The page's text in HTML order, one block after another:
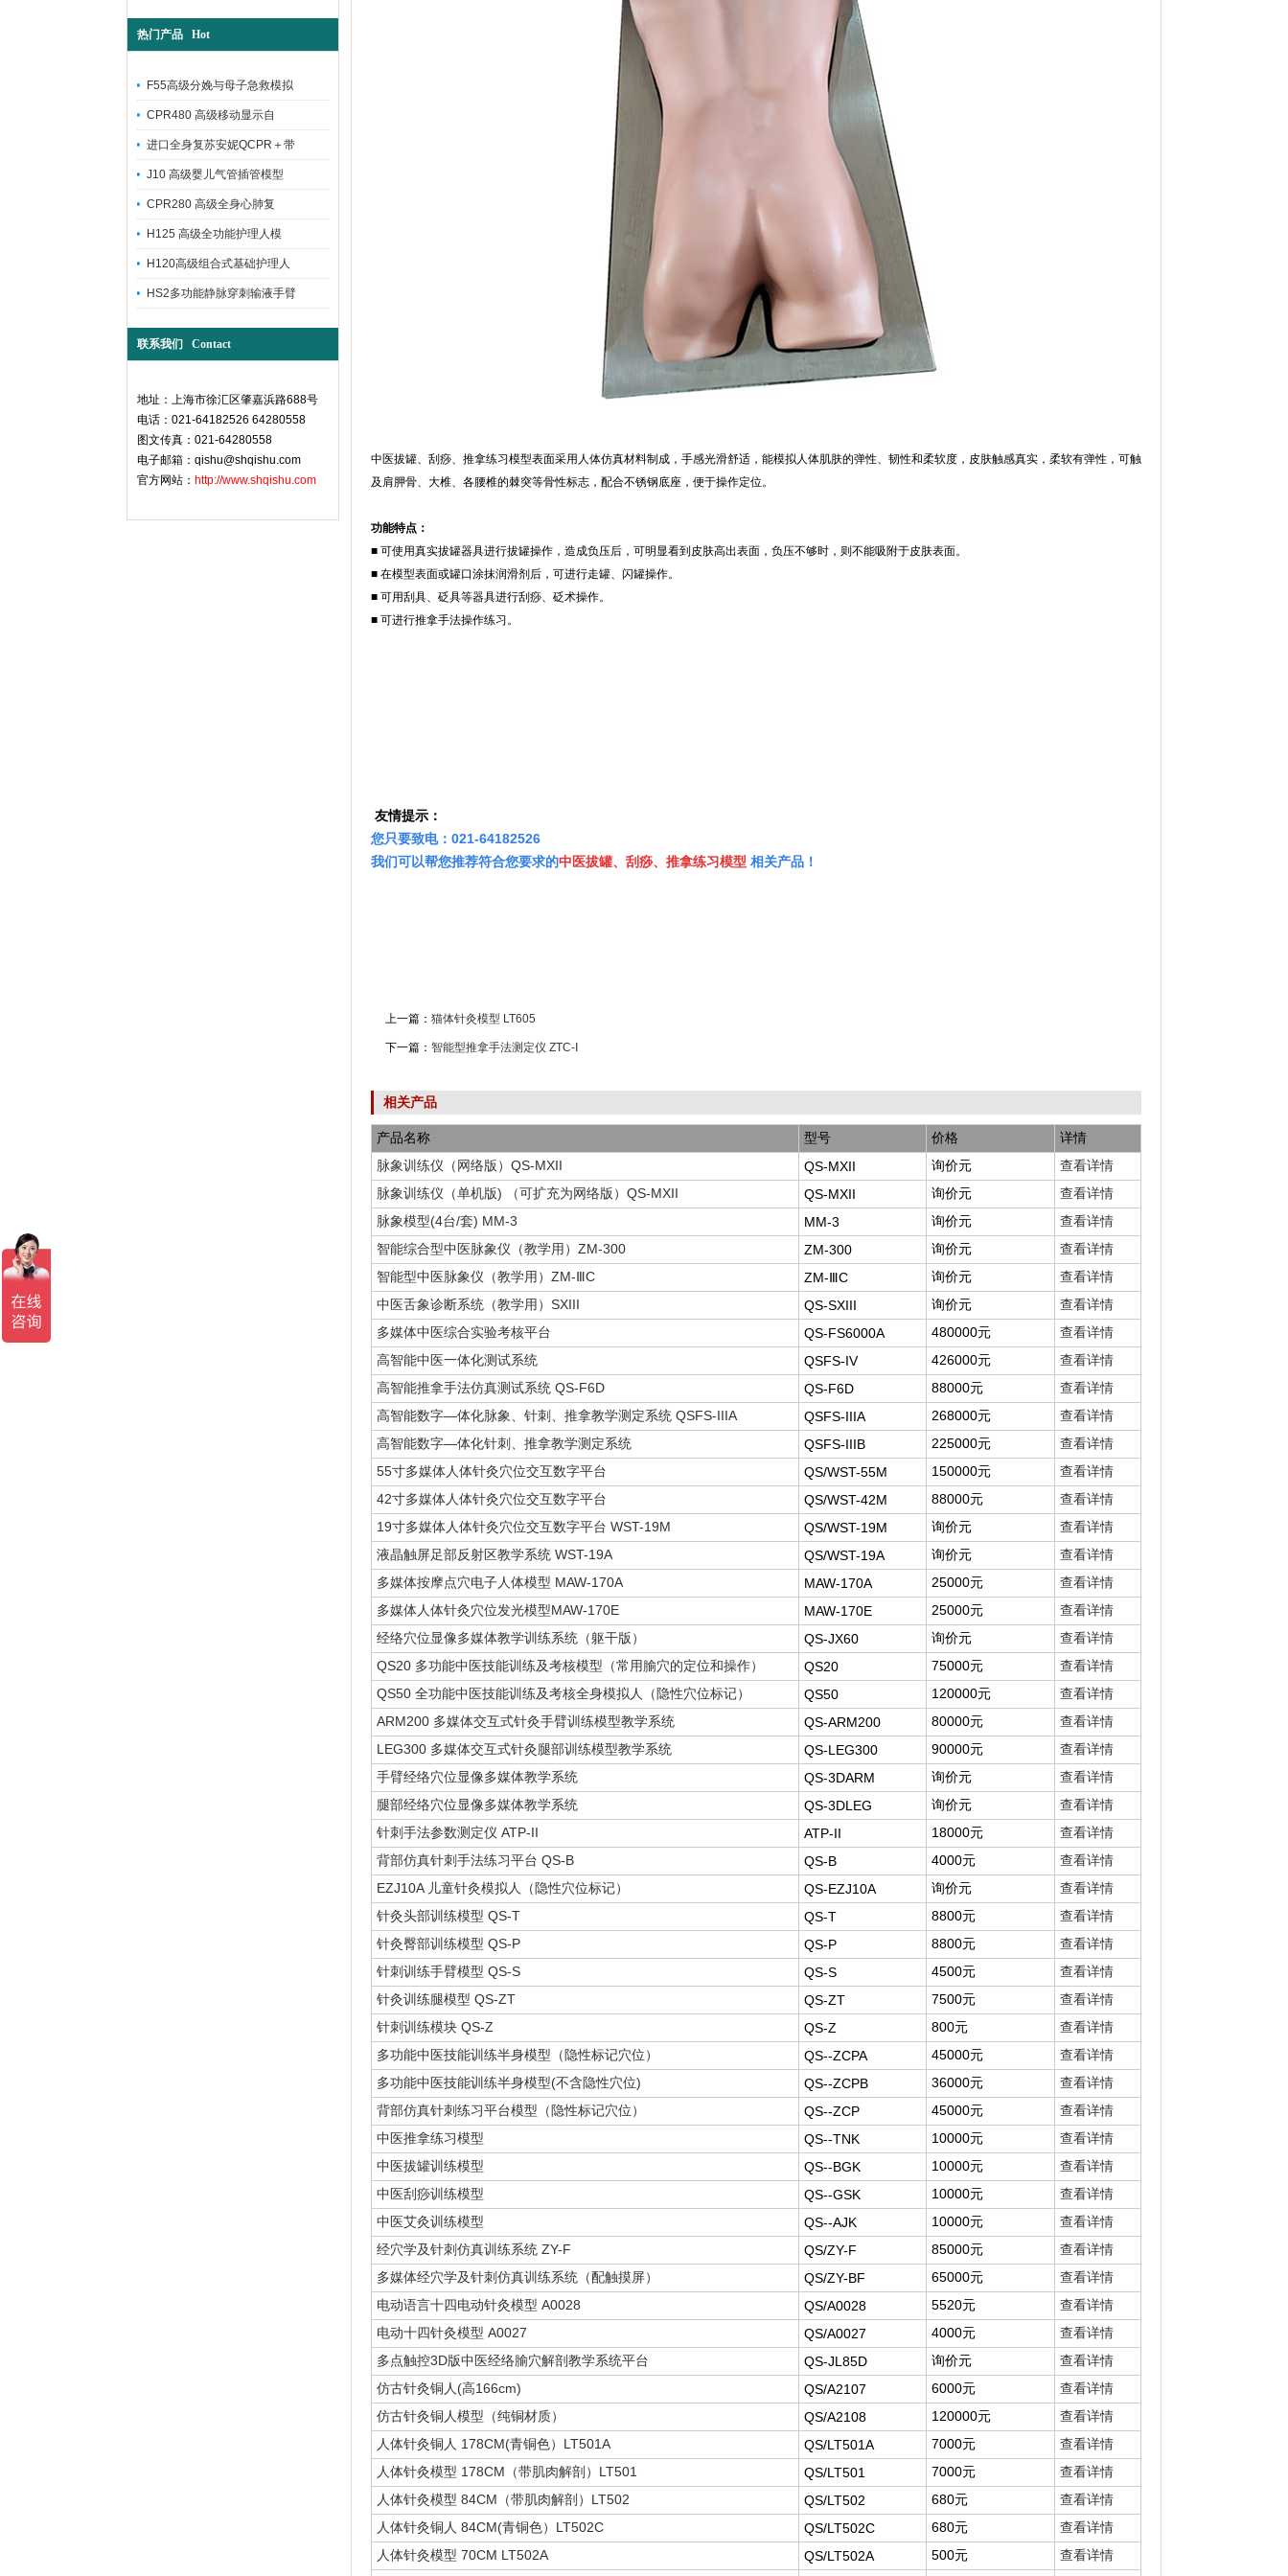
热门产品 Hot
F55高级分娩与母子急救模拟
CPR480 高级移动显示自
进口全身复苏安妮QCPR＋带
J10 高级婴儿气管插管模型
CPR280 高级全身心肺复
H125 高级全功能护理人模
H120高级组合式基础护理人
HS2多功能静脉穿刺输液手臂
联系我们 Contact
地址：上海市徐汇区肇嘉浜路688号
电话：021-64182526 64280558
图文传真：021-64280558
电子邮箱：qishu@shqishu.com
官方网站： http://www.shqishu.com
中医拔罐、刮痧、推拿练习模型表面采用人体仿真材料制成，手感光滑舒适，能模拟人体肌肤的弹性、韧性和柔软度，皮肤触感真实，柔软有弹性，可触
及肩胛骨、大椎、各腰椎的棘突等骨性标志，配合不锈钢底座，便于操作定位。
功能特点：
■ 可使用真实拔罐器具进行拔罐操作，造成负压后，可明显看到皮肤高出表面，负压不够时，则不能吸附于皮肤表面。
■ 在模型表面或罐口涂抹润滑剂后，可进行走罐、闪罐操作。
■ 可用刮具、砭具等器具进行刮痧、砭术操作。
■ 可进行推拿手法操作练习。
友情提示：
您只要致电：021-64182526
我们可以帮您推荐符合您要求的中医拔罐、刮痧、推拿练习模型 相关产品！
上一篇： 猫体针灸模型 LT605
下一篇： 智能型推拿手法测定仪 ZTC-Ⅰ
相关产品
产品名称 型号 价格
详情
脉象训练仪（网络版）QS-MXII
QS-MXII 询价元
查看详情
脉象训练仪（单机版) （可扩充为网络版）QS-MXII
QS-MXII 询价元
查看详情
脉象模型(4台/套) MM-3
MM-3 询价元
查看详情
智能综合型中医脉象仪（教学用）ZM-300
ZM-300 询价元
查看详情
智能型中医脉象仪（教学用）ZM-ⅢC
ZM-ⅢC 询价元
查看详情
中医舌象诊断系统（教学用）SXIII
QS-SXIII 询价元
查看详情
多媒体中医综合实验考核平台
QS-FS6000A 480000元
查看详情
高智能中医一体化测试系统
QSFS-IV 426000元
查看详情
高智能推拿手法仿真测试系统 QS-F6D
QS-F6D 88000元
查看详情
高智能数字—体化脉象、针刺、推拿教学测定系统 QSFS-IIIA
QSFS-IIIA 268000元
查看详情
高智能数字—体化针刺、推拿教学测定系统
QSFS-IIIB 225000元
查看详情
55寸多媒体人体针灸穴位交互数字平台
QS/WST-55M 150000元
查看详情
42寸多媒体人体针灸穴位交互数字平台
QS/WST-42M 88000元
查看详情
19寸多媒体人体针灸穴位交互数字平台 WST-19M
QS/WST-19M 询价元
查看详情
液晶触屏足部反射区教学系统 WST-19A
QS/WST-19A 询价元
查看详情
多媒体按摩点穴电子人体模型 MAW-170A
MAW-170A 25000元
查看详情
多媒体人体针灸穴位发光模型MAW-170E
MAW-170E 25000元
查看详情
经络穴位显像多媒体教学训练系统（躯干版）
QS-JX60 询价元
查看详情
QS20 多功能中医技能训练及考核模型（常用腧穴的定位和操作）
QS20 75000元
查看详情
QS50 全功能中医技能训练及考核全身模拟人（隐性穴位标记）
QS50 120000元
查看详情
ARM200 多媒体交互式针灸手臂训练模型教学系统
QS-ARM200 80000元
查看详情
LEG300 多媒体交互式针灸腿部训练模型教学系统
QS-LEG300 90000元
查看详情
手臂经络穴位显像多媒体教学系统
QS-3DARM 询价元
查看详情
腿部经络穴位显像多媒体教学系统
QS-3DLEG 询价元
查看详情
针刺手法参数测定仪 ATP-II
ATP-II 18000元
查看详情
背部仿真针刺手法练习平台 QS-B
QS-B 4000元
查看详情
EZJ10A 儿童针灸模拟人（隐性穴位标记）
QS-EZJ10A 询价元
查看详情
针灸头部训练模型 QS-T
QS-T 8800元
查看详情
针灸臀部训练模型 QS-P
QS-P 8800元
查看详情
针刺训练手臂模型 QS-S
QS-S 4500元
查看详情
针灸训练腿模型 QS-ZT
QS-ZT 7500元
查看详情
针刺训练模块 QS-Z
QS-Z 800元
查看详情
多功能中医技能训练半身模型（隐性标记穴位）
QS--ZCPA 45000元
查看详情
多功能中医技能训练半身模型(不含隐性穴位)
QS--ZCPB 36000元
查看详情
背部仿真针刺练习平台模型（隐性标记穴位）
QS--ZCP 45000元
查看详情
中医推拿练习模型
QS--TNK 10000元
查看详情
中医拔罐训练模型
QS--BGK 10000元
查看详情
中医刮痧训练模型
QS--GSK 10000元
查看详情
中医艾灸训练模型
QS--AJK 10000元
查看详情
经穴学及针刺仿真训练系统 ZY-F
QS/ZY-F 85000元
查看详情
多媒体经穴学及针刺仿真训练系统（配触摸屏）
QS/ZY-BF 65000元
查看详情
电动语言十四电动针灸模型 A0028
QS/A0028 5520元
查看详情
电动十四针灸模型 A0027
QS/A0027 4000元
查看详情
多点触控3D版中医经络腧穴解剖教学系统平台
QS-JL85D 询价元
查看详情
仿古针灸铜人(高166cm)
QS/A2107 6000元
查看详情
仿古针灸铜人模型（纯铜材质）
QS/A2108 120000元
查看详情
人体针灸铜人 178CM(青铜色）LT501A
QS/LT501A 7000元
查看详情
人体针灸模型 178CM（带肌肉解剖）LT501
QS/LT501 7000元
查看详情
人体针灸模型 84CM（带肌肉解剖）LT502
QS/LT502 680元
查看详情
人体针灸铜人 84CM(青铜色）LT502C
QS/LT502C 680元
查看详情
人体针灸模型 70CM LT502A
QS/LT502A 500元
查看详情